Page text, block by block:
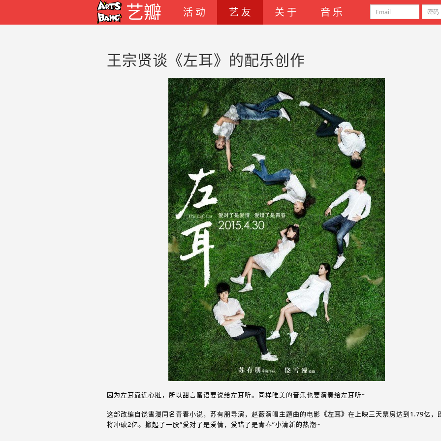
艺瓣 活 动 艺 友 关 于 音 乐
王宗贤谈《左耳》的配乐创作
因为左耳靠近心脏，所以甜言蜜语要说给左耳听。同样唯美的音乐也要演奏给左耳听~
这部改编自饶雪漫同名青春小说，苏有朋导演，赵薇演唱主题曲的电影 《左耳》 在上映三天票房达到1.79亿，
将冲破2亿。掀起了一股“爱对了是爱情，爱错了是青春”小清新的热潮~